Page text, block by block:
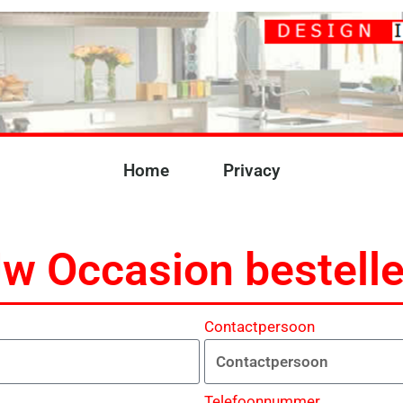
Home Privacy
Occasion
Contactpersoon